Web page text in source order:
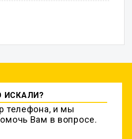
ИСКАЛИ?
телефона, и мы
Вам в вопросе.